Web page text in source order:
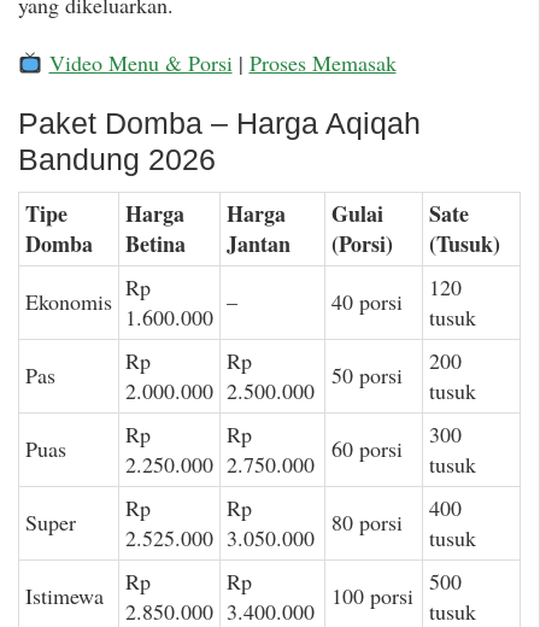
Video Menu & Porsi| Proses Memasak
Paket Domba – Harga Aqiqah
Bandung 2026
Tipe
Domba
Harga
Betina
Harga
Jantan
Gulai
(Porsi)
Sate
(Tusuk)
Ekonomis Rp
1.600.000
– 40 porsi
120
tusuk
Pas
Rp
2.000.000
Rp
2.500.000
50 porsi
200
tusuk
Puas
Rp
2.250.000
Rp
2.750.000
60 porsi
300
tusuk
Super
Rp
2.525.000
Rp
3.050.000
80 porsi
400
tusuk
Istimewa
Rp
2.850.000
Rp
3.400.000
100 porsi 500
tusuk